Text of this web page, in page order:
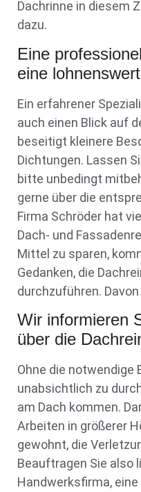
Dachrinne in diesem
dazu.
Eine
eine
Ein erfahrener
auch einen Blick auf
beseitigt kleinere
Dichtungen. Lassen
bitte unbedingt
gerne über die
Firma Schröder hat
Dach- und
Mittel zu sparen,
Gedanken, die
durchzuführen.
Wir informieren
über die
Ohne die notwendige
unabsichtlich zu
am Dach kommen.
Arbeiten in größerer
gewohnt, die
Beauftragen Sie also
Handwerksfirma,